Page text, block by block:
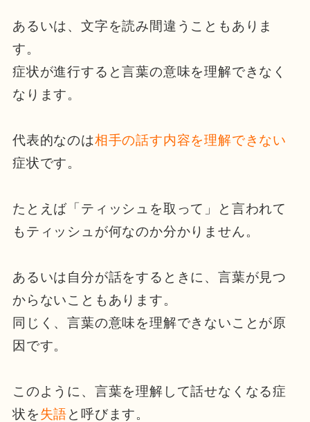
あるいは、文字を読み間違うこともありま
す。
症状が進行すると言葉の意味を理解できなく
なります。
代表的なのは相手の話す内容を理解できない
症状です。
たとえば「ティッシュを取って」と言われて
もティッシュが何なのか分かりません。
あるいは自分が話をするときに、言葉が見つ
からないこともあります。
同じく、言葉の意味を理解できないことが原
因です。
このように、言葉を理解して話せなくなる症
状を失語と呼びます。